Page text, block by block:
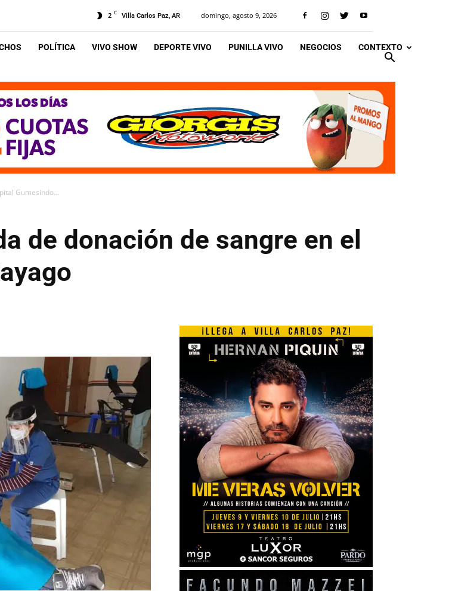
2 C Villa Carlos Paz, AR domingo, agosto 9, 2026
POLÍTICA VIVO SHOW DEPORTE VIVO PUNILLA VIVO NEGOCIOS CONTEXTO
Gumesindo...
de donación de sangre en el